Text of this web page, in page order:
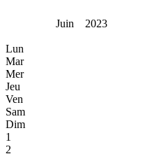
Juin 2023
Lun
Mar
Mer
Jeu
Ven
Sam
Dim
1
2